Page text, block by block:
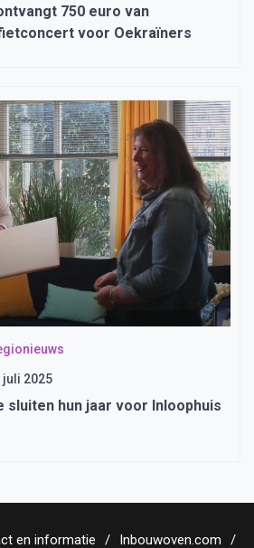
750 euro van
voor Oekraïners
juli 2025
sluiten hun jaar voor Inloophuis
en informatie Inbouwoven.com